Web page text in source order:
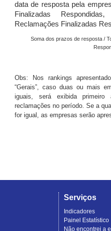
data de resposta pela
Finalizadas
Reclamações Finalizadas
Soma dos prazos de resposta /
Obs: Nos rankings
“Gerais”, caso duas ou mais
iguais, será exibida
reclamações no período. Se a
for igual, as empresas serão
Serviços
Indicadores
Painel Estatístico
Não encontrei a